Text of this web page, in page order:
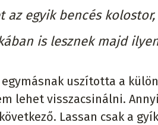
az egyik bencés
is lesznek majd
uszította a
lehet visszacsinálni.
Lassan csak a